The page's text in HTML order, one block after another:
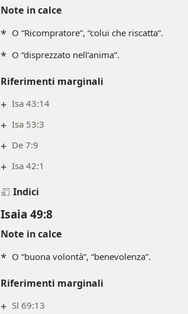
Note in calce
* O “Ricompratore”, “colui che riscatta”.
* O “disprezzato nell’anima”.
Riferimenti marginali
+ Isa 43:14
+ Isa 53:3
+ De 7:9
+ Isa 42:1
Indici
Isaia 49:8
Note in calce
* O “buona volontà”, “benevolenza”.
Riferimenti marginali
+ Sl 69:13